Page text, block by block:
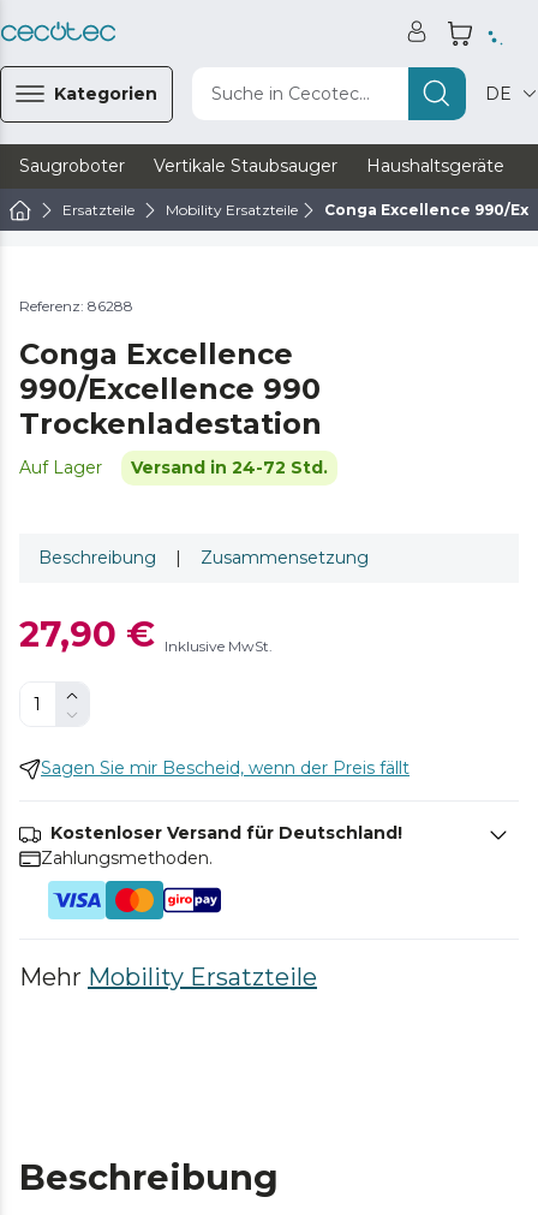
Kategorien Suche in Cecotec... DE
Saugroboter Vertikale Staubsauger Haushaltsgeräte
Ersatzteile Mobility Ersatzteile Conga Excellence 990/
Referenz: 86288
Conga Excellence
990/Excellence 990
Trockenladestation
Auf Lager Versand in 24-72 Std.
Beschreibung | Zusammensetzung
27,90 € Inklusive MwSt.
Sagen Sie mir Bescheid, wenn der Preis fällt
Kostenloser Versand für Deutschland!
Zahlungsmethoden.
Mehr Mobility Ersatzteile
Beschreibung